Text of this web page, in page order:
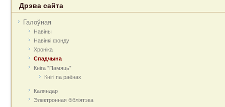
Дрэва сайта
Галоўная
Навіны
Навінкі фонду
Хроніка
Спадчына
Кніга "Памяць"
Кнігі па раёнах
Каляндар
Электронная бібліятэка